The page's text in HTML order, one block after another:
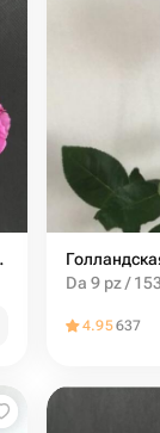
60см
Da 9 pz /
4.95637